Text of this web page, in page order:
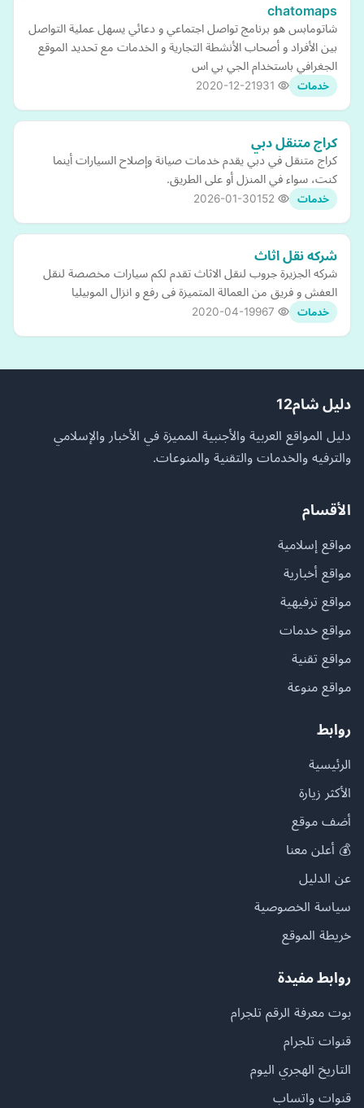
chatomaps
شاتومابس هو برنامج تواصل اجتماعي و دعائي يسهل عملية التواصل
بين الأفراد و أصحاب الأنشطة التجارية و الخدمات مع تحديد الموقع
الجغرافي باستخدام الجي بي اس
خدمات 2020-12-21
كراج متنقل دبي
كراج متنقل في دبي يقدم خدمات صيانة وإصلاح السيارات أينما
كنت، سواء في المنزل أو على الطريق.
خدمات 2026-01-30
شركه نقل اثاث
شركه الجزيرة جروب لنقل الاثاث تقدم لكم سيارات مخصصة لنقل
العفش و فريق من العمالة المتميزة فى رفع و انزال الموبيليا
خدمات 2020-04-19
دليل شام12
دليل المواقع العربية والأجنبية المميزة في الأخبار والإسلامي
والترفيه والخدمات والتقنية والمنوعات.
الأقسام
مواقع إسلامية
مواقع أخبارية
مواقع ترفيهية
مواقع خدمات
مواقع تقنية
مواقع منوعة
روابط
الرئيسية
الأكثر زيارة
أضف موقع
💰 أعلن معنا
عن الدليل
سياسة الخصوصية
خريطة الموقع
روابط مفيدة
بوت معرفة الرقم تلجرام
قنوات تلجرام
التاريخ الهجري اليوم
قنوات واتساب